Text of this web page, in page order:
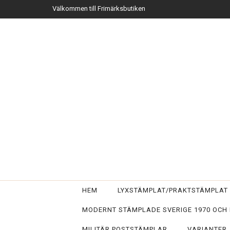
Välkommen till Frimärksbutiken
HEM LYXSTÄMPLAT/
MODERNT STÄMPLADE SVERIGE 1970 OCH